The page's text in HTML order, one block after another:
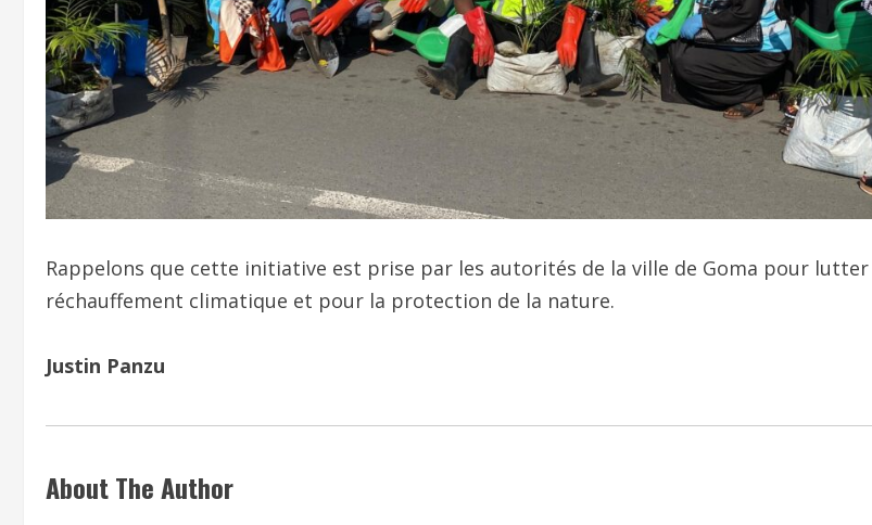
Rappelons que cette initiative est prise par les autorités de la ville de Goma pour
réchauffement climatique et pour la protection de la nature.
Justin Panzu
About The Author